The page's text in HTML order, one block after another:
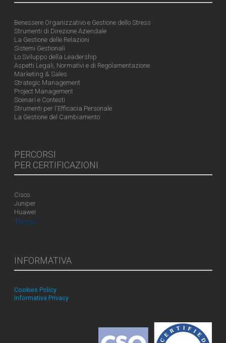
Benessere Organizzativo e Gestione dello Stress
Strumenti di Direzione Aziendale
La Gestione delle Relazioni
Sistemi Gestionali
Lo Sviluppo della Leadership
Aspetti Legali, Normativi e di Regolamentazione
Marketing & Sales
Strategic Management
Project Management
Scenari e Contesti
Strumenti per l'Efficacia Personale
La Gestione del Cambiamento
PERCORSI
PER CERTIFICAZIONI
Cisco
Juniper
Huawei
Tiesse
INFORMATIVA
Cookies Policy
Informativa Privacy